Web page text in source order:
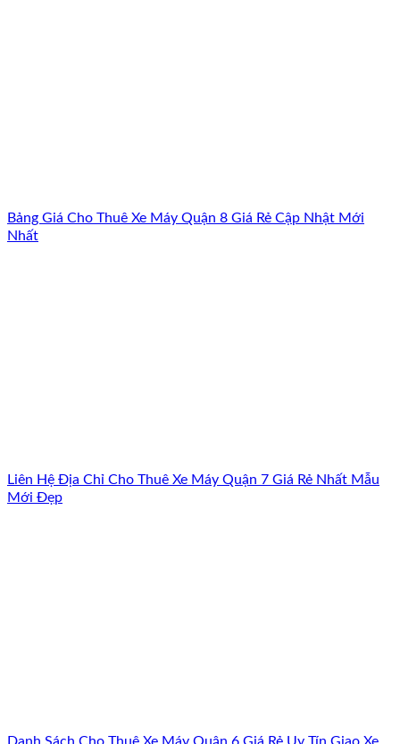
Bảng Giá Cho Thuê Xe Máy Quận 8 Giá Rẻ Cập Nhật Mới
Nhất
Liên Hệ Địa Chỉ Cho Thuê Xe Máy Quận 7 Giá Rẻ Nhất Mẫu
Mới Đẹp
Danh Sách Cho Thuê Xe Máy Quận 6 Giá Rẻ Uy Tín Giao Xe